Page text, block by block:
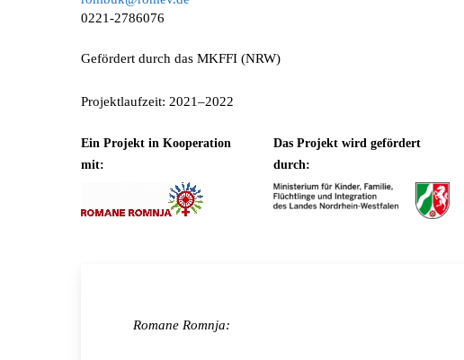
0221-2786076
Gefördert durch das MKFFI (NRW)
Projektlaufzeit: 2021–2022
Ein Projekt in Kooperation
mit:
Das Projekt wird gefördert
durch:
Romane Romnja: